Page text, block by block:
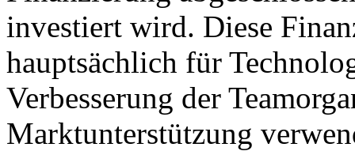
investiert wird. Diese
hauptsächlich für
Verbesserung der
Marktunterstützung